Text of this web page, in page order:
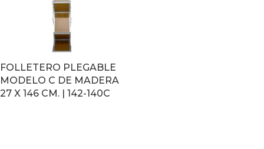
FOLLETERO PLEGABLE
MODELO C DE MADERA
27 X 146 CM. | 142-140C